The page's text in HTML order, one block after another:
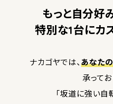
もっと自分好
特別な1台にカ
ナカゴヤでは、あなた
承ってお
「坂道に強い自